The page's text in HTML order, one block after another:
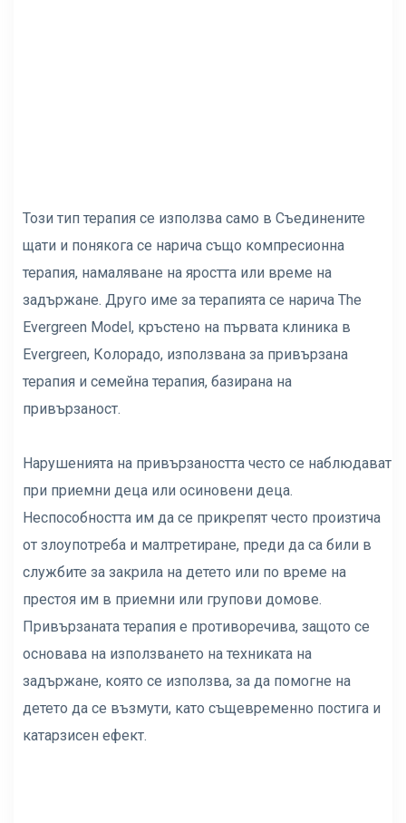
Този тип терапия се използва само в Съединените
щати и понякога се нарича също компресионна
терапия, намаляване на яростта или време на
задържане. Друго име за терапията се нарича The
Evergreen Model, кръстено на първата клиника в
Evergreen, Колорадо, използвана за привързана
терапия и семейна терапия, базирана на
привързаност.
Нарушенията на привързаността често се наблюдават
при приемни деца или осиновени деца.
Неспособността им да се прикрепят често произтича
от злоупотреба и малтретиране, преди да са били в
службите за закрила на детето или по време на
престоя им в приемни или групови домове.
Привързаната терапия е противоречива, защото се
основава на използването на техниката на
задържане, която се използва, за да помогне на
детето да се възмути, като същевременно постига и
катарзисен ефект.